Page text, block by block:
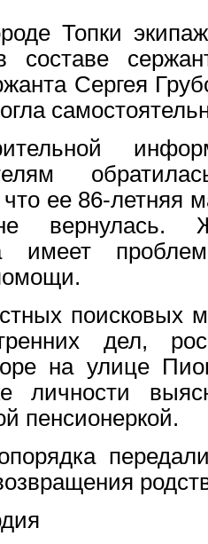
Топки
составе
Сергея
ее 86-летняя
вернулась.
имеет
поисковых
дел,
на улице
личности
пенсионеркой.